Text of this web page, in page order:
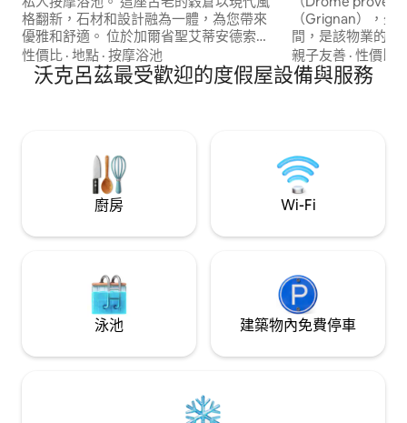
格翻新，石材和設計融為一體，為您帶來
優雅和舒適。 位於加爾省聖艾蒂安德索爾
特斯 (Saint Etienne des Sorts)，這是一個
建在羅納河畔邊緣的迷人小村莊。距離塞
茲河畔拉羅克 (La Roque-sur-Cèze) 及其
20 公里，距離瓦隆蓬塔爾克 (Vallon Pont
d'Arc) 45 公里，距離亞維農 (Avignon) 30
性價比 · 地點 · 按摩浴池
（Grignan），坐
間，是該物業的唯
容納四名成人，毗
公尺的客廳，配備
公分電視機的休息
台，配備 Weber
親子友善 ·性價比
沃克呂茲最受歡迎的度假屋設備與服務
廚房 Wi-Fi
泳池 建築物內免費停車